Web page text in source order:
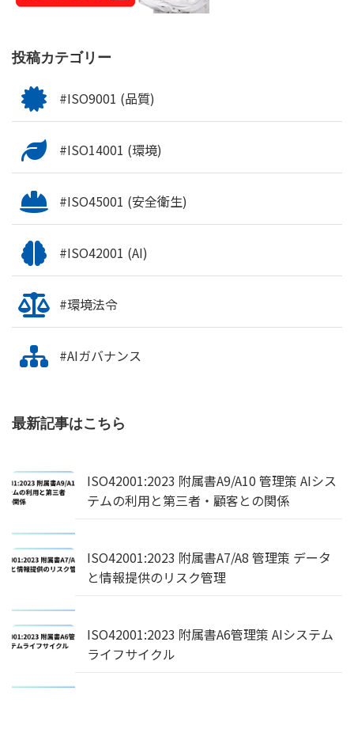
投稿カテゴリー
#ISO9001 (品質)
#ISO14001 (環境)
#ISO45001 (安全衛生)
#ISO42001 (AI)
#環境法令
#AIガバナンス
最新記事はこちら
ISO42001:2023 附属書A9/A10 管理策 AIシス
テムの利用と第三者・顧客との関係
ISO42001:2023 附属書A7/A8 管理策 データ
と情報提供のリスク管理
ISO42001:2023 附属書A6管理策 AIシステム
ライフサイクル